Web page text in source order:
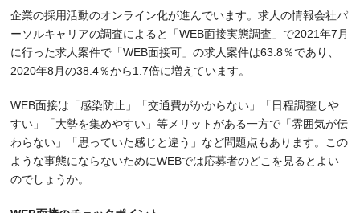
企業の採用活動のオンライン化が進んでいます。求人の情報会社パ
ーソルキャリアの調査によると「WEB面接実態調査」で2021年7月
に行った求人案件で「WEB面接可」の求人案件は63.8％であり、
2020年8月の38.4％から1.7倍に増えています。
WEB面接は「感染防止」「交通費がかからない」「日程調整しや
すい」「大勢を集めやすい」等メリットがある一方で「雰囲気が伝
わらない」「思っていた感じと違う」など問題点もあります。この
ような事態にならないためにWEBでは応募者のどこを見るとよい
のでしょうか。